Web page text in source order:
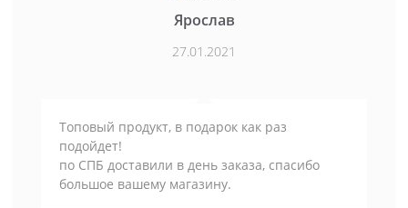
Ярослав
27.01.2021
Топовый продукт, в подарок как раз
подойдет!
по СПБ доставили в день заказа, спасибо
большое вашему магазину.